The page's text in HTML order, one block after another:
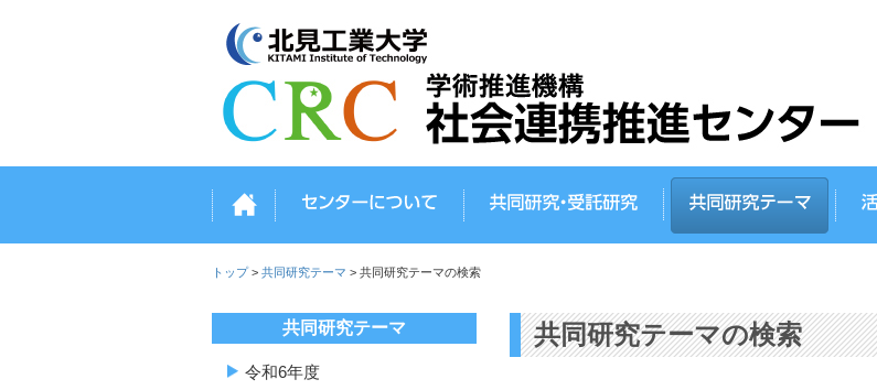
トップ センターについて 共同研究・受託研究 共同
トップ> 共同研究テーマ > 共同研究テーマの検索
共同研究テーマ
令和6年度
共同研究テーマの検索